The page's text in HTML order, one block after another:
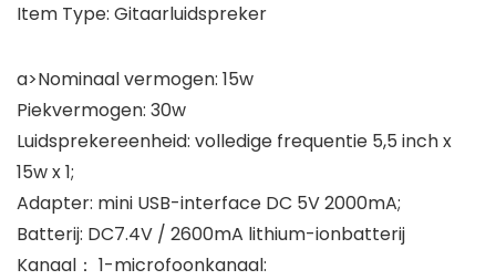
Item Type: Gitaarluidspreker
a>Nominaal vermogen: 15w
Piekvermogen: 30w
Luidsprekereenheid: volledige frequentie 5,5 inch x
15w x 1;
Adapter: mini USB-interface DC 5V 2000mA;
Batterij: DC7.4V / 2600mA lithium-ionbatterij
Kanaal： 1-microfoonkanaal: